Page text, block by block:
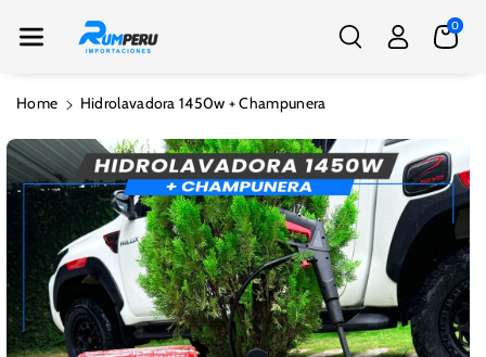
Nte Al Conte
Nido
0
Home Hidrolavadora 1450w + Champunera
Ir
A La
Información
Del Producto